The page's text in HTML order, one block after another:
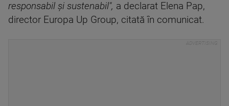
responsabil şi sustenabil", a declarat Elena Pap,
director Europa Up Group, citată în comunicat.